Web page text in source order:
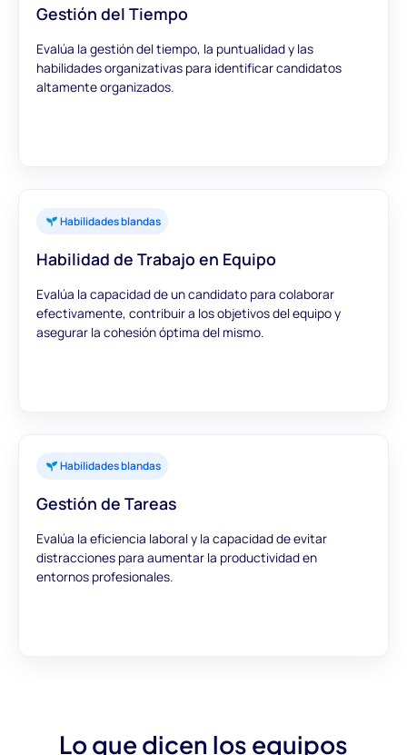
Gestión del Tiempo
Evalúa la gestión del tiempo, la puntualidad y las
habilidades organizativas para identificar candidatos
altamente organizados.
Habilidades blandas
Habilidad de Trabajo en Equipo
Evalúa la capacidad de un candidato para colaborar
efectivamente, contribuir a los objetivos del equipo y
asegurar la cohesión óptima del mismo.
Habilidades blandas
Gestión de Tareas
Evalúa la eficiencia laboral y la capacidad de evitar
distracciones para aumentar la productividad en
entornos profesionales.
Lo que dicen los equipos